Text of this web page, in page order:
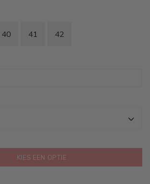
40 41 42
KIES EEN OPTIE